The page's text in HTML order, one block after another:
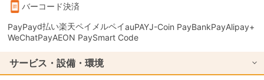
バーコード決済
PayPayd払い楽天ペイ メルペイauPAYJ-Coin PayBankPayAlipay+
WeChatPayAEON PaySmart Code
サービス・設備・環境